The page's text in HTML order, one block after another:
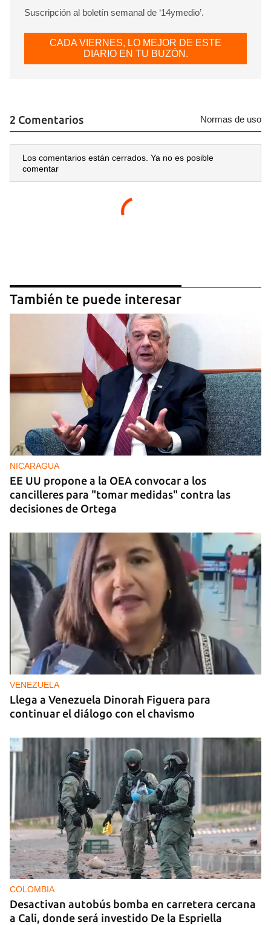
Guardar como favorito
INICIAR SESIÓN CANCELAR
Suscripción al boletín semanal de ‘14ymedio’.
CADA VIERNES, LO MEJOR DE ESTE
DIARIO EN TU BUZÓN.
2 Comentarios Normas de uso
Los comentarios están cerrados. Ya no es posible
comentar
También te puede interesar
NICARAGUA
EE UU propone a la OEA convocar a los
cancilleres para "tomar medidas" contra las
decisiones de Ortega
VENEZUELA
Llega a Venezuela Dinorah Figuera para
continuar el diálogo con el chavismo
COLOMBIA
Desactivan autobús bomba en carretera cercana
a Cali, donde será investido De la Espriella